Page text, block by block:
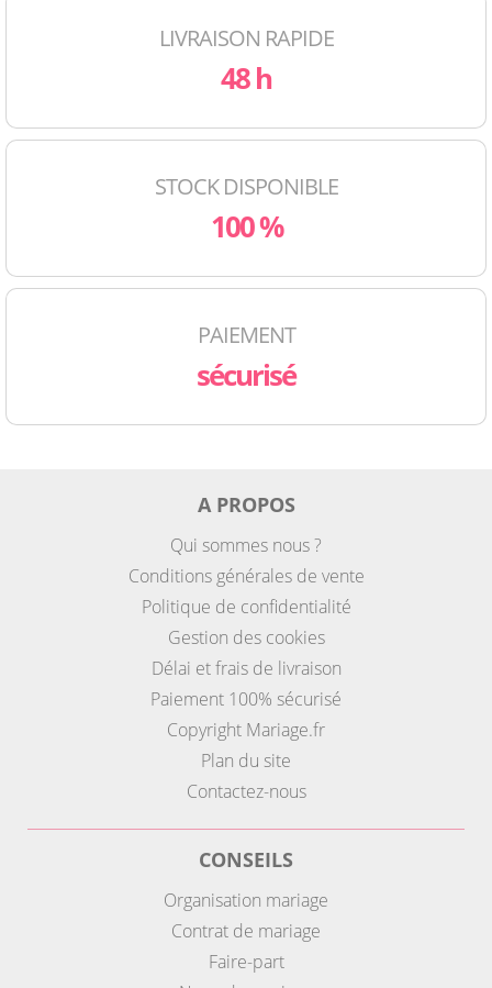
LIVRAISON RAPIDE
48 h
STOCK DISPONIBLE
100 %
PAIEMENT
sécurisé
A PROPOS
Qui sommes nous ?
Conditions générales de vente
Politique de confidentialité
Gestion des cookies
Délai et frais de livraison
Paiement 100% sécurisé
Copyright Mariage.fr
Plan du site
Contactez-nous
CONSEILS
Organisation mariage
Contrat de mariage
Faire-part